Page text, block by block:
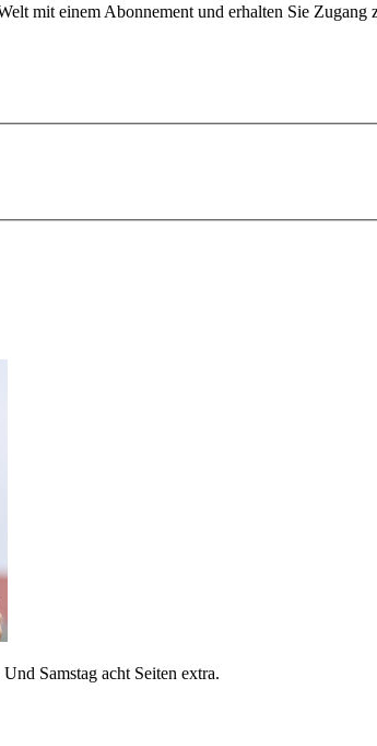
mit einem Abonnement und erhalten Sie
Samstag acht Seiten extra.